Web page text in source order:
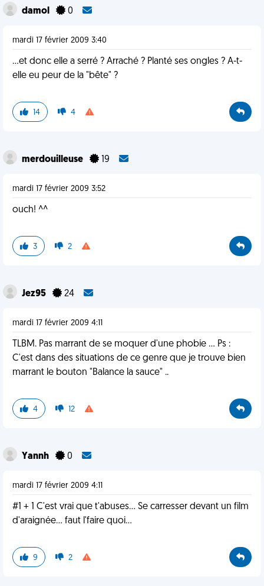
damol 0
mardi 17 février 2009 3:40
...et donc elle a serré ? Arraché ? Planté ses ongles ? A-t-
elle eu peur de la "bête" ?
14 4
merdouilleuse 19
mardi 17 février 2009 3:52
ouch! ^^
3 2
Jez95 24
mardi 17 février 2009 4:11
TLBM. Pas marrant de se moquer d'une phobie ... Ps :
C'est dans des situations de ce genre que je trouve bien
marrant le bouton "Balance la sauce" ..
4 12
Yannh 0
mardi 17 février 2009 4:11
#1 + 1 C'est vrai que t'abuses... Se carresser devant un film
d'araignée... faut l'faire quoi...
9 2